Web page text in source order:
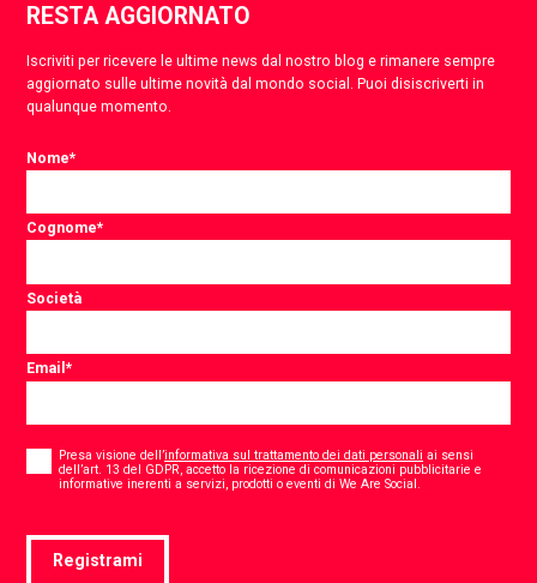
RESTA AGGIORNATO
Iscriviti per ricevere le ultime news dal nostro blog e rimanere sempre
aggiornato sulle ultime novità dal mondo social. Puoi disiscriverti in
qualunque momento.
Nome*
Cognome*
Società
Email*
Consent
Presa visione dell’informativa sul trattamento dei dati personali ai sensi
dell’art. 13 del GDPR, accetto la ricezione di comunicazioni pubblicitarie e
informative inerenti a servizi, prodotti o eventi di We Are Social.
Registrami